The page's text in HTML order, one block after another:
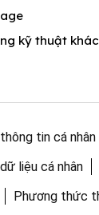
kỹ thuật khác
tin cá nhân
liệu cá nhân
Phương thức